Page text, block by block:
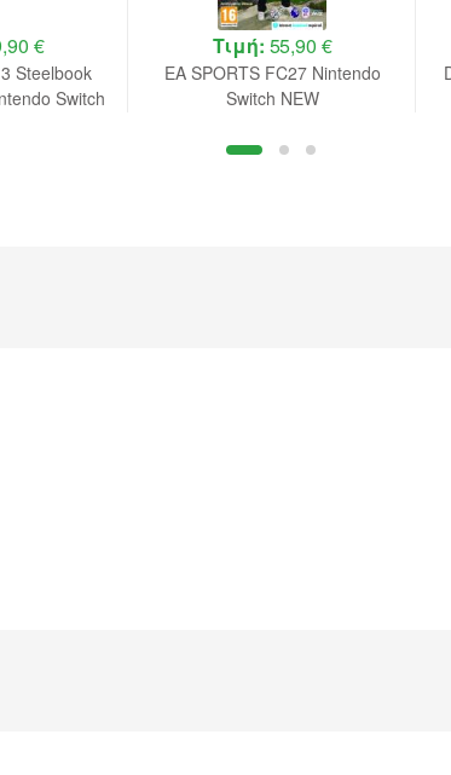
€
Steelbook
Switch
Τιμή: 55,90 €
EA SPORTS FC27 Nintendo
Switch NEW